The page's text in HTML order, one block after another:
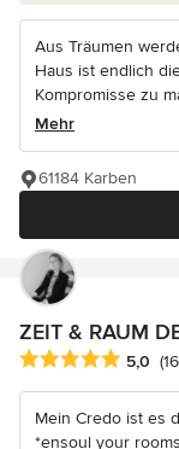
Aus Träumen
Haus ist endlich
Kompromisse zu
Mehr
61184 Karben
ZEIT & RAUM
Durchschnittliche
5,0
Mein Credo ist es
*ensoul your